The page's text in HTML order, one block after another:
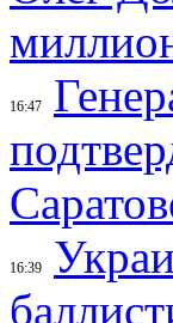
16:47
16:39